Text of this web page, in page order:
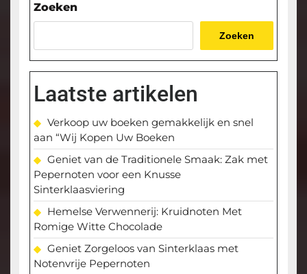
Zoeken
Zoeken
Laatste artikelen
Verkoop uw boeken gemakkelijk en snel
aan “Wij Kopen Uw Boeken
Geniet van de Traditionele Smaak: Zak met
Pepernoten voor een Knusse
Sinterklaasviering
Hemelse Verwennerij: Kruidnoten Met
Romige Witte Chocolade
Geniet Zorgeloos van Sinterklaas met
Notenvrije Pepernoten